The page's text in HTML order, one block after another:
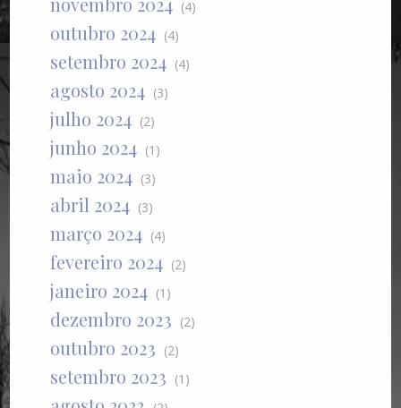
(4)
outubro 2024 (4)
setembro 2024 (4)
agosto 2024 (3)
julho 2024 (2)
junho 2024 (1)
maio 2024 (3)
abril 2024 (3)
março 2024 (4)
fevereiro 2024 (2)
janeiro 2024 (1)
dezembro 2023 (2)
outubro 2023 (2)
setembro 2023 (1)